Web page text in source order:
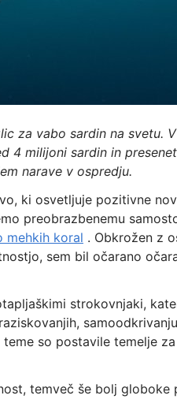
za vabo sardin na svetu.
4 milijoni sardin in
narave v ospredju.
ki osvetljuje pozitivne
preobrazbenemu
mehkih koral . Obkrožen z
sem bil očarano
strokovnjaki,
so postavile temelje
temveč še bolj globoke